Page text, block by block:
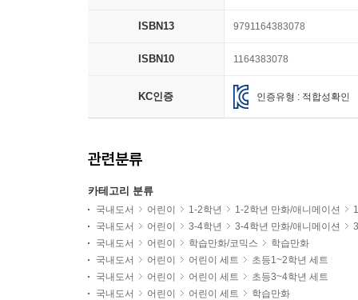
ISBN13 9791164383078
ISBN10 1164383078
KC인증 인증유형 : 적합성확인
관련분류
카테고리 분류
국내도서 어린이 1-2학년 1-2학년 만화/애니메이션
국내도서
어린이 3-4학년 3-4학년 만화/애니메이션
국내도서
어린이 학습만화/코믹스
학습만화
국내도서
어린이 어린이 세트
초등1~2학년 세트
국내도서
어린이 어린이 세트
초등3~4학년 세트
국내도서
어린이 어린이 세트 학습만화